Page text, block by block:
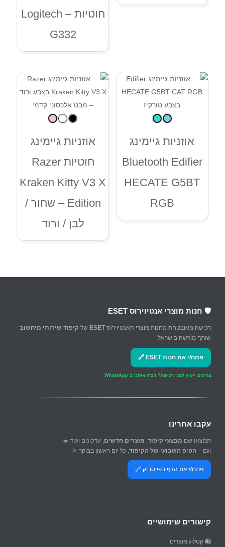
חוטיות – Logitech
G332
אוזניות גיימינג
Bluetooth Edifier
HECATE G5BT
RGB
אוזניות גיימינג
חוטיות Razer
Kraken Kitty V3 X
Edition – שחור /
לבן / ורוד
🛡️ חנות מוצרי אנטיוירוס ESET
רכישה מאובטחת מחנות מוצרי האנטיוירוס ESET של קיפוד שירותי מיחשוב –
שותף מורשה בישראל.
פתח/י את חנות ESET 🔗
צריכים ייעוץ לפני רכישה? דברו איתנו ב־WhatsApp
עקבו אחרינו
תמצאו שם מבצעי קיפוד, מוצרים חדשים, עדכונים ועוד 🦔
וגם – הטיפ השבועי של הקיפוד, כל יום ראשון בבוקר 🌞
פתח/י את הדף בפייסבוק 🔗
קישורים שימושיים
🛍️ קטלוג מוצרים